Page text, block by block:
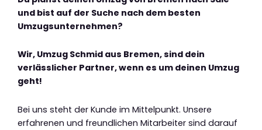
und bist auf der Suche nach dem besten
Umzugsunternehmen?
Wir, Umzug Schmid aus Bremen, sind dein
verlässlicher Partner, wenn es um deinen Umzug
geht!
Bei uns steht der Kunde im Mittelpunkt. Unsere
erfahrenen und freundlichen Mitarbeiter sind darauf